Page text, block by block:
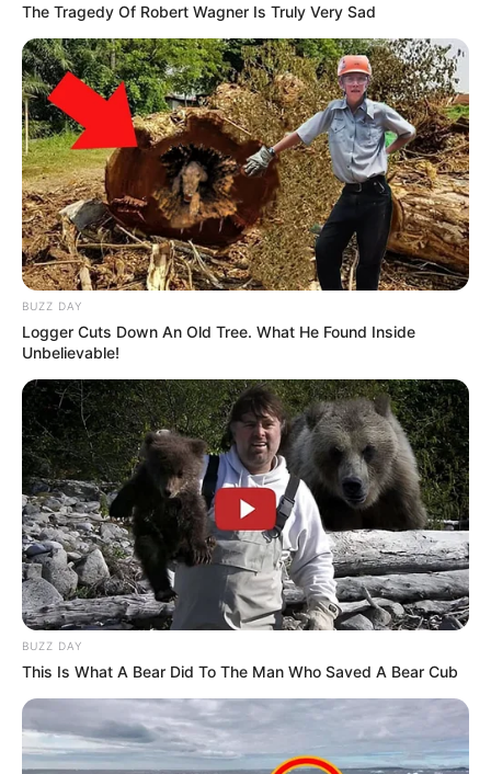
ΤΑΥΤΟΤΗΤΑ ΚΑΙ ΕΠΙΚΟΙΝΩΝΙΑ ΟΡΟΙ ΧΡΗΣΗΣ
The Tragedy Of Robert Wagner Is Truly Very Sad
BUZZ DAY
Logger Cuts Down An Old Tree. What He Found Inside
Unbelievable!
BUZZ DAY
This Is What A Bear Did To The Man Who Saved A Bear Cub